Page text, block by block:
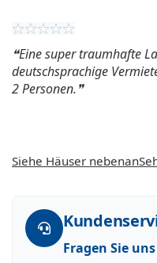
Eine super traumhafte
deutschsprachige
2 Personen.
Siehe Häuser nebenan
Fragen Sie